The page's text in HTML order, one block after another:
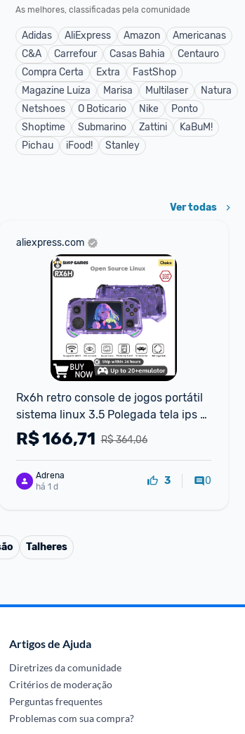
As melhores, classificadas pela comunidade
Adidas AliExpress Amazon
Americanas
C&A
Carrefour Casas Bahia
Centauro
Compra Certa
Extra
FastShop
Magazine Luiza
Marisa Multilaser
Natura
Netshoes
O Boticario Nike
Ponto
Shoptime
Submarino Zattini
KaBuM!
Pichau
iFood! Stanley
Ver todas
aliexpress.com
Rx6h retro console de jogos portátil
sistema linux 3.5 Polegada tela ips
portátil bolso player vídeo 64gb
128gb jogos
R$ 364,06
R$166,71
Adrena
há 1 d
3 0
Talheres
Artigos de Ajuda
Diretrizes da comunidade
Critérios de moderação
Perguntas frequentes
Problemas com sua compra?